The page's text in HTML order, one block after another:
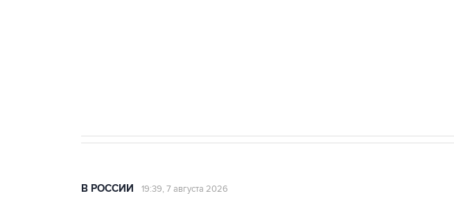
В РОССИИ 19:39, 7 августа 2026